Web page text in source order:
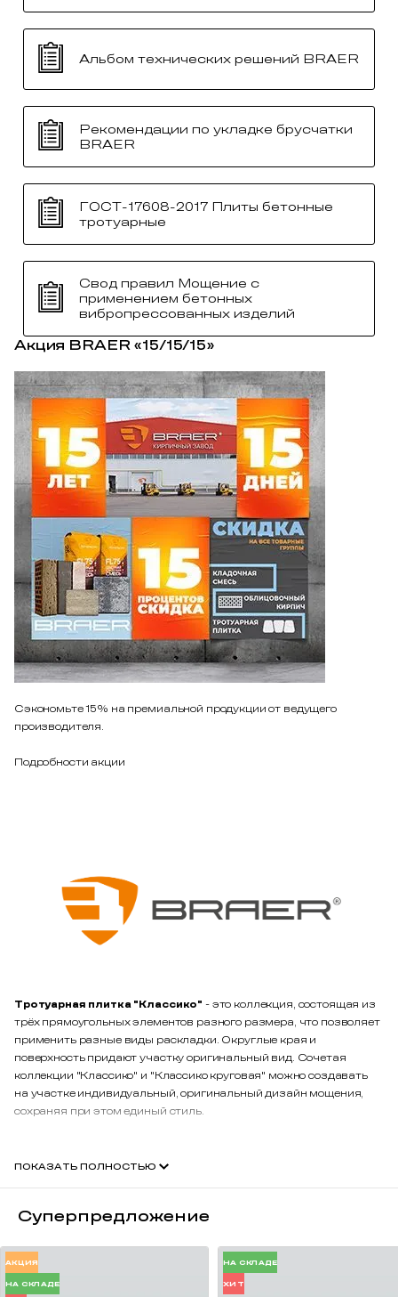
Альбом технических решений BRAER
Рекомендации по укладке брусчатки
BRAER
ГОСТ-17608-2017 Плиты бетонные
тротуарные
Свод правил Мощение с
применением бетонных
вибропрессованных изделий
Акция BRAER «15/15/15»
Сэкономьте 15% на премиальной продукции от ведущего
производителя.
Подробности акции
Тротуарная плитка "Классико" - это коллекция, состоящая из
трёх прямоугольных элементов разного размера, что позволяет
применить разные виды раскладки. Округлые края и
поверхность придают участку оригинальный вид. Сочетая
коллекции "Классико" и "Классико круговая" можно создавать
на участке индивидуальный, оригинальный дизайн мощения,
сохраняя при этом единый стиль.
ПОКАЗАТЬ ПОЛНОСТЬЮ
Суперпредложение
АКЦИЯ
НА СКЛАДЕ
НА СКЛАДЕ
ХИТ